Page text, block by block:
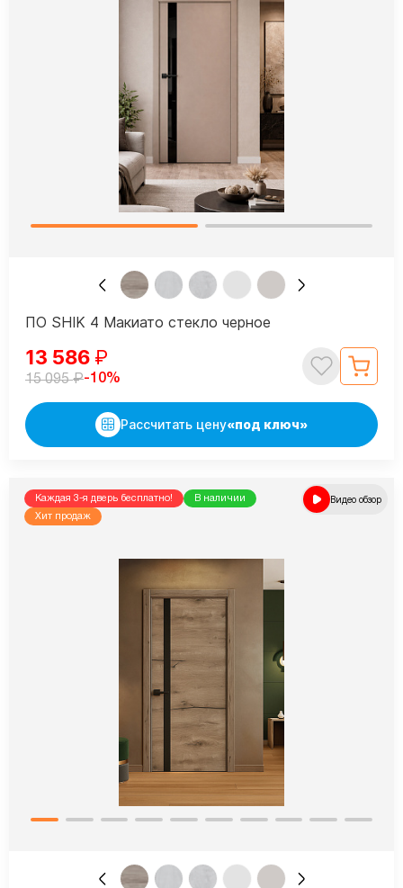
ПО SHIK 4 Макиато стекло черное
13 586 ₽
15 095₽-10%
Рассчитать цену«под ключ»
Каждая 3-я дверь бесплатно!
В наличии
Хит продаж
Видео обзор